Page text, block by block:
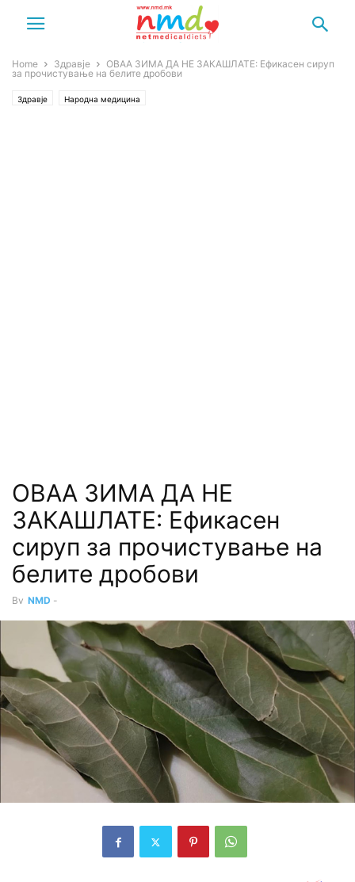
Home Здравје
ОВАА ЗИМА ДА НЕ ЗАКАШЛАТЕ: Ефикасен сируп
за прочистување на белите дробови
Здравје Народна медицина
ОВАА ЗИМА ДА НЕ
ЗАКАШЛАТЕ: Ефикасен
сируп за прочистување на
белите дробови
By NMD -